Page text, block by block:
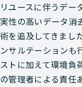
リユースに伴うデー
実性の高いデータ消
術を追及してきまし
ンサルテーションも
ストに加えて環境負
の管理者による責任